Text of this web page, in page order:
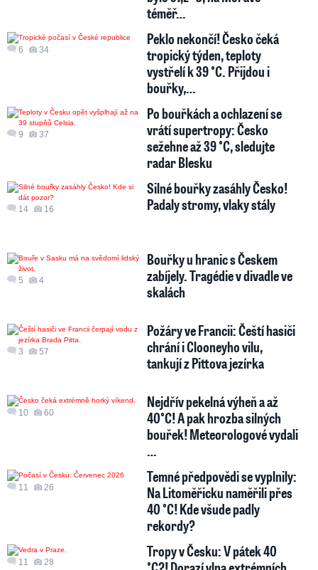
téměř…
6 34
Peklo nekončí! Česko čeká
tropický týden, teploty
vystřelí k 39 °C. Přijdou i
bouřky,…
9 37
Po bouřkách a ochlazení se
vrátí supertropy: Česko
sežehne až 39 °C, sledujte
radar Blesku
14 16
Silné bouřky zasáhly Česko!
Padaly stromy, vlaky stály
5 4
Bouřky u hranic s Českem
zabíjely. Tragédie v divadle ve
skalách
3 57
Požáry ve Francii: Čeští hasiči
chrání i Clooneyho vilu,
tankují z Pittova jezírka
10 60
Nejdřív pekelná výheň a až
40°C! A pak hrozba silných
bouřek! Meteorologové vydali
…
11 26
Temné předpovědi se vyplnily:
Na Litoměřicku naměřili přes
40 °C! Kde všude padly
rekordy?
11 28
Tropy v Česku: V pátek 40